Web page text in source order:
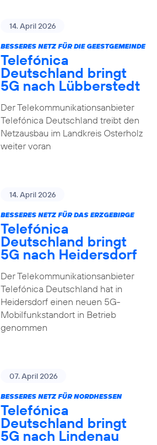
14. April 2026
BESSERES NETZ FÜR DIE GEESTGEMEINDE
Telefónica
Deutschland bringt
5G nach Lübberstedt
Der Telekommunikationsanbieter
Telefónica Deutschland treibt den
Netzausbau im Landkreis Osterholz
weiter voran
14. April 2026
BESSERES NETZ FÜR DAS ERZGEBIRGE
Telefónica
Deutschland bringt
5G nach Heidersdorf
Der Telekommunikationsanbieter
Telefónica Deutschland hat in
Heidersdorf einen neuen 5G-
Mobilfunkstandort in Betrieb
genommen
07. April 2026
BESSERES NETZ FÜR NORDHESSEN
Telefónica
Deutschland bringt
5G nach Lindenau